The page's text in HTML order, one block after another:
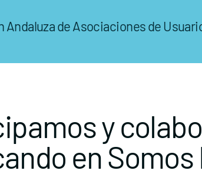
Andaluza de Asociaciones de
y
en